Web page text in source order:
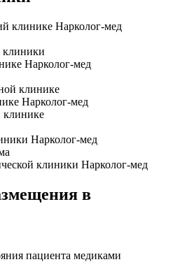
в
пациента медиками